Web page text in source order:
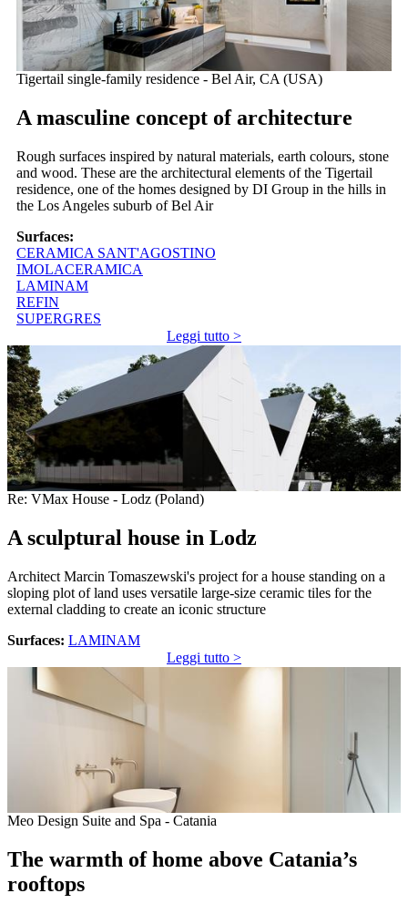
Tigertail single-family residence - Bel Air, CA (USA)
A masculine concept of architecture
Rough surfaces inspired by natural materials, earth colours, stone
and wood. These are the architectural elements of the Tigertail
residence, one of the homes designed by DI Group in the hills in
the Los Angeles suburb of Bel Air
Surfaces:
CERAMICA SANT'AGOSTINO
IMOLACERAMICA
LAMINAM
REFIN
SUPERGRES
Leggi tutto >
Re: VMax House - Lodz (Poland)
A sculptural house in Lodz
Architect Marcin Tomaszewski's project for a house standing on a
sloping plot of land uses versatile large-size ceramic tiles for the
external cladding to create an iconic structure
Surfaces: LAMINAM
Leggi tutto >
Meo Design Suite and Spa - Catania
The warmth of home above Catania’s
rooftops